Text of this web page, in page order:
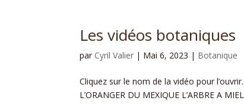
Les vidéos botaniques
par Cyril Valier | Mai 6, 2023 | Botanique
Cliquez sur le nom de la vidéo pour
L’ORANGER DU MEXIQUE L’ARBRE A